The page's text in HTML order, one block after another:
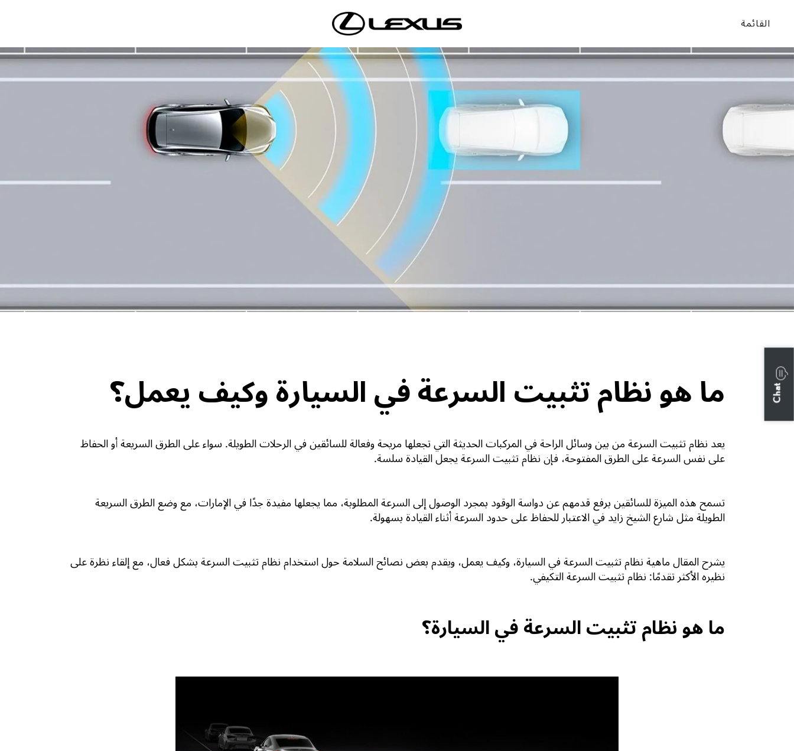
القائمة
ما هو نظام تثبيت السرعة في السيارة وكيف يعمل؟
يعد نظام تثبيت السرعة من بين وسائل الراحة في المركبات الحديثة التي تجعلها مريحة وفعالة للسائقين في الرحلات الطويلة. سواء على الطرق السريعة أو الحفاظ
على نفس السرعة على الطرق المفتوحة، فإن نظام تثبيت السرعة يجعل القيادة سلسة.
تسمح هذه الميزة للسائقين برفع قدمهم عن دواسة الوقود بمجرد الوصول إلى السرعة المطلوبة، مما يجعلها مفيدة جدًا في الإمارات، مع وضع الطرق السريعة
الطويلة مثل شارع الشيخ زايد في الاعتبار للحفاظ على حدود السرعة أثناء القيادة بسهولة.
يشرح المقال ماهية نظام تثبيت السرعة في السيارة، وكيف يعمل، ويقدم بعض نصائح السلامة حول استخدام نظام تثبيت السرعة بشكل فعال، مع إلقاء نظرة على
نظيره الأكثر تقدمًا: نظام تثبيت السرعة التكيفي.
ما هو نظام تثبيت السرعة في السيارة؟
Chat